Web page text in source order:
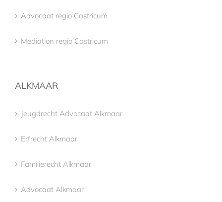
Advocaat regio Castricum
Mediation regio Castricum
ALKMAAR
Jeugdrecht Advocaat Alkmaar
Erfrecht Alkmaar
Familierecht Alkmaar
Advocaat Alkmaar